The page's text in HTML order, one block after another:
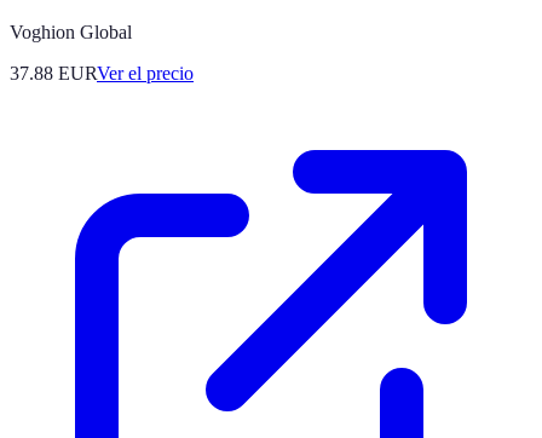
Voghion Global
37.88 EURVer el precio